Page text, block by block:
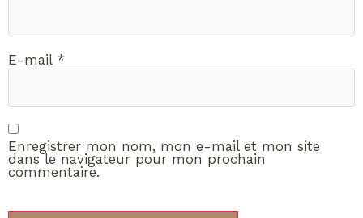
E-mail *
Enregistrer mon nom, mon e-mail et mon site
dans le navigateur pour mon prochain
commentaire.